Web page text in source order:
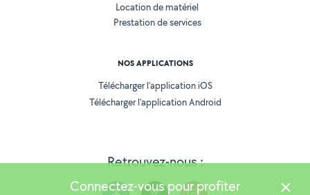
Retrouvez-nous :
Location de matériel
Prestation de services
NOS APPLICATIONS
Télécharger l’application iOS
Télécharger l’application Android
Connectez-vous pour profiter